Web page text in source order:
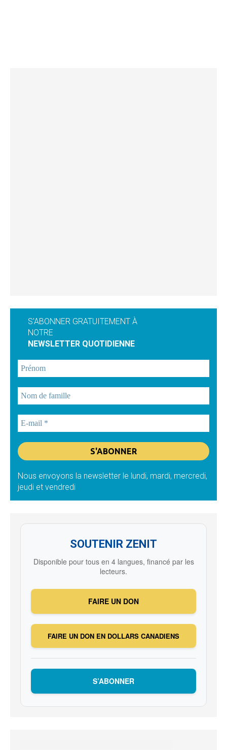
S'ABONNER GRATUITEMENT À
NOTRE
NEWSLETTER QUOTIDIENNE
Nous envoyons la newsletter le lundi, mardi, mercredi,
jeudi et vendredi
SOUTENIR ZENIT
Disponible pour tous en 4 langues, financé par les
lecteurs.
FAIRE UN DON
FAIRE UN DON EN DOLLARS CANADIENS
S’ABONNER